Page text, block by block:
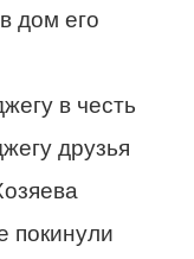
дом его
в честь
друзья
покинули